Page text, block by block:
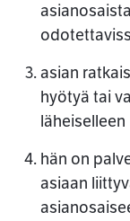
asian
hyötyä tai
läheiselleen
hän on
asiaan